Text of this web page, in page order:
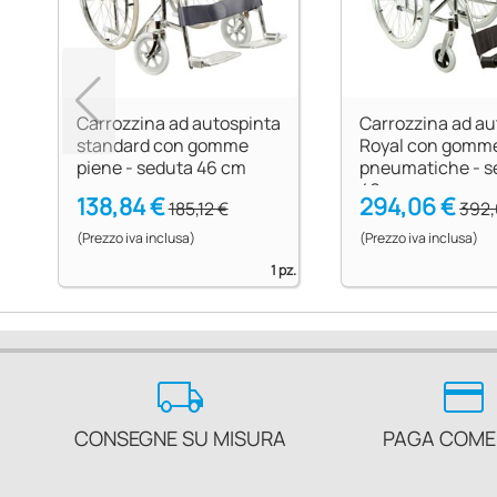
Carrozzina ad autospinta
standard con gomme
piene - seduta 46 cm
138,84 €185,12 €
(Prezzo iva inclusa)
1 pz.
Carrozzina ad
Royal con
pneumatiche -
46 cm
294,06 €
(Prezzo iva inclusa)
local_shipping
CONSEGNE SU MISURA
credit_card
PAGA